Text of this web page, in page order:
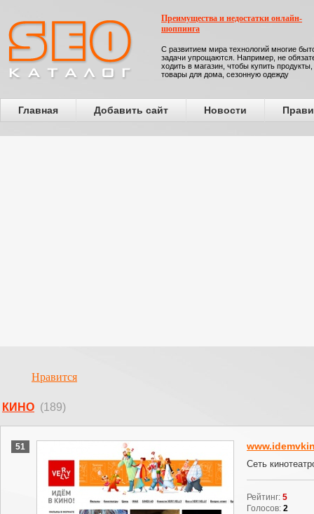
Преимущества и недостатки онлайн-
шоппинга
С развитием мира технологий многие
задачи упрощаются. Например, не
ходить в магазин, чтобы купить продукты,
товары для дома, сезонную одежду
Главная Добавить сайт Новости
Нравится
КИНО (189)
51
Сеть
Рейтинг: 5
Голосов: 2